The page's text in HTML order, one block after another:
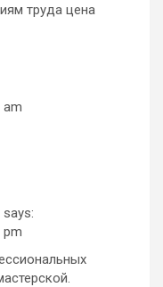
труда цена
am
says:
pm